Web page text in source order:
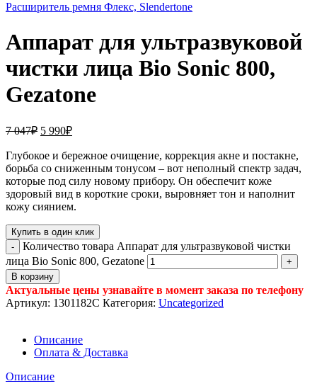
Расширитель ремня Флекс, Slendertone
Аппарат для ультразвуковой
чистки лица Bio Sonic 800,
Gezatone
7 047₽ 5 990₽
Глубокое и бережное очищение, коррекция акне и постакне,
борьба со сниженным тонусом – вот неполный спектр задач,
которые под силу новому прибору. Он обеспечит коже
здоровый вид в короткие сроки, выровняет тон и наполнит
кожу сиянием.
Купить в один клик
Количество товара Аппарат для ультразвуковой чистки
лица Bio Sonic 800, Gezatone
В корзину
Актуальные цены узнавайте в момент заказа по телефону
Артикул: 1301182C Категория: Uncategorized
Описание
Оплата & Доставка
Описание